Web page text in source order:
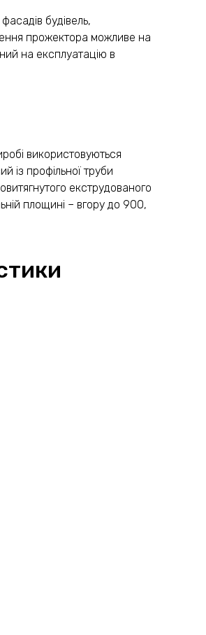
будівель,
прожектора можливе на
на експлуатацію в
використовуються
із профільної труби
екструдованого
площині – вгору до 900,